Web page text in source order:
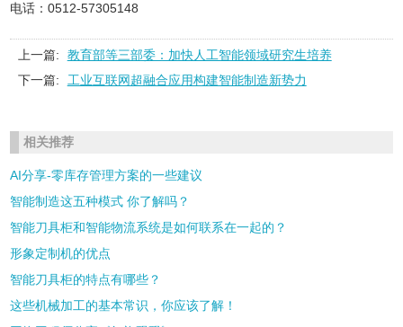
电话：0512-57305148
上一篇:
教育部等三部委：加快人工智能领域研究生培养
下一篇:
工业互联网超融合应用构建智能制造新势力
相关推荐
AI分享-零库存管理方案的一些建议
智能制造这五种模式 你了解吗？
智能刀具柜和智能物流系统是如何联系在一起的？
形象定制机的优点
智能刀具柜的特点有哪些？
这些机械加工的基本常识，你应该了解！